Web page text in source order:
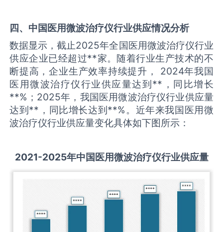
四、中国医用微波治疗仪行业供应情况分析
数据显示，截止2025年全国医用微波治疗仪行业
供应企业已经超过**家。随着行业生产技术的不
断提高，企业生产效率持续提升， 2024年我国
医用微波治疗仪行业供应量达到**，同比增长
**%；2025年，我国医用微波治疗仪行业供应量
达到**，同比增长达到**%。近年来我国医用微
波治疗仪行业供应量变化具体如下图所示：
2021-2025年中国医用微波治疗仪行业供应量